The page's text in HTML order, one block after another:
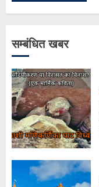
सम्बंधित खबर